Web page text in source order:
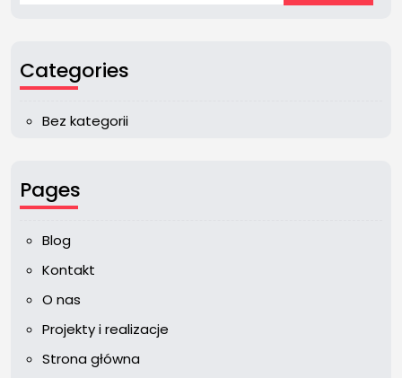
Categories
Bez kategorii
Pages
Blog
Kontakt
O nas
Projekty i realizacje
Strona główna